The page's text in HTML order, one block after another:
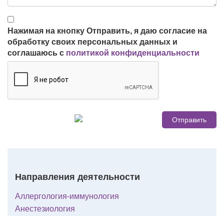
Нажимая на кнопку Отправить, я даю согласие на
обработку своих персональных данных и
соглашаюсь с политикой конфиденциальности
Направления деятельности
Аллергология-иммунология
Анестезиология